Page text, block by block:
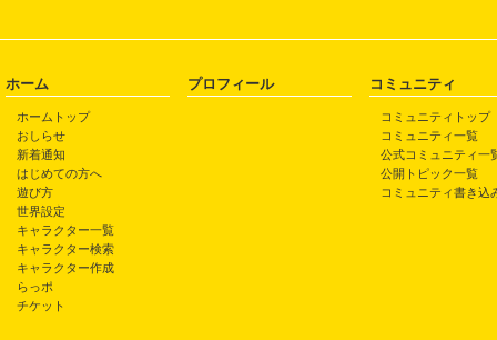
ホーム
ホームトップ
おしらせ
新着通知
はじめての方へ
遊び方
世界設定
キャラクター一覧
キャラクター検索
キャラクター作成
らっポ
チケット
プロフィール コミュニティ
コミュニティトップ
コミュニティ一覧
公式コミュニティ一
公開トピック一覧
コミュニティ書き込